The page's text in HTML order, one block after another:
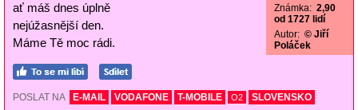
ať máš dnes úplně
nejúžasnější den.
Máme Tě moc rádi.
Známka: 2,90
od 1727 lidí
Autor: © Jiří
Poláček
POSLAT NA E-MAIL VODAFONE T-MOBILE O2
SLOVENSKO